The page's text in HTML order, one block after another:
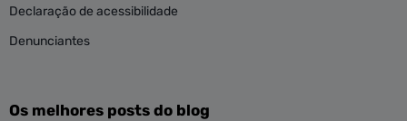
Declaração de acessibilidade
Denunciantes
Os melhores posts do blog